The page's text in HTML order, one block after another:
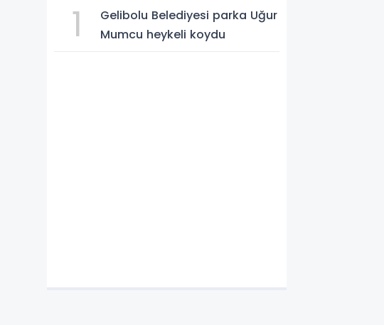
1
Gelibolu Belediyesi parka Uğur
Mumcu heykeli koydu